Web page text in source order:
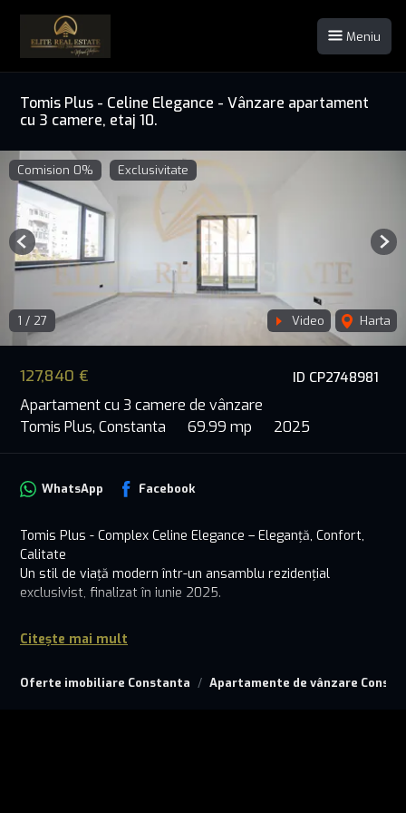
Meniu
Tomis Plus - Celine Elegance - Vânzare apartament
cu 3 camere, etaj 10.
ID CP2748981
127,840 €
Apartament cu 3 camere de vânzare
Tomis Plus, Constanta
69.99 mp 2025
Comision 0% Exclusivitate
1 / 27 Video Harta
Previous
Oferte imobiliare Constanta Apartamente de vânzare
WhatsApp Facebook
Tomis Plus - Complex Celine Elegance – Eleganță, Confort,
Calitate
Un stil de viață modern într-un ansamblu rezidențial
exclusivist, finalizat în iunie 2025.
Constanței, Tomis Plus Celine Elegance Residence este un
arhitectura modernă cu cele mai înalte standarde de
Citește mai mult